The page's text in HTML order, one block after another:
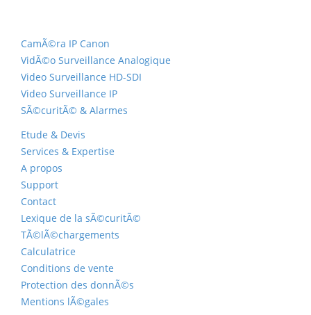
CamÃ©ra IP Canon
VidÃ©o Surveillance Analogique
Video Surveillance HD-SDI
Video Surveillance IP
SÃ©curitÃ© & Alarmes
Etude & Devis
Services & Expertise
A propos
Support
Contact
Lexique de la sÃ©curitÃ©
TÃ©lÃ©chargements
Calculatrice
Conditions de vente
Protection des donnÃ©s
Mentions lÃ©gales